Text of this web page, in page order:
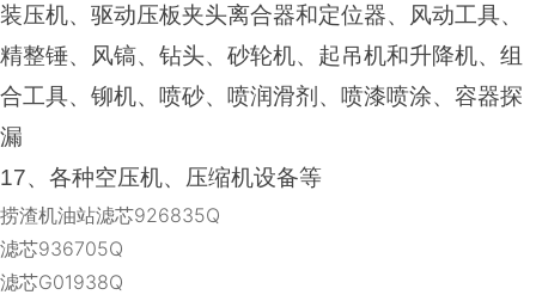
装压机、驱动压板夹头离合器和定位器、风动工具、
精整锤、风镐、钻头、砂轮机、起吊机和升降机、组
合工具、铆机、喷砂、喷润滑剂、喷漆喷涂、容器探
漏
17、各种空压机、压缩机设备等
捞渣机油站滤芯926835Q
滤芯936705Q
滤芯G01938Q